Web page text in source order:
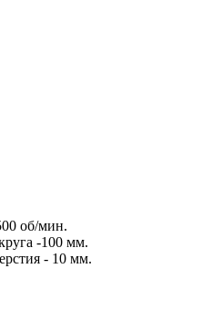
об/мин.
-100 мм.
- 10 мм.